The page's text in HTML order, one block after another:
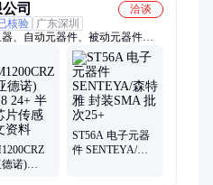
司
洽谈
核验
广东深圳
、自动元器件、被动元器件、
微芯、东芝等等元器件
诺)
ST56A 电子元器
件 SENTEYA/森